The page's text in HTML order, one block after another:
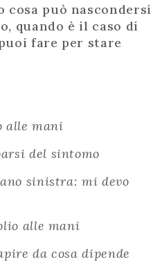
cosa può nascondersi
quando è il caso di
fare per stare
alle mani
del sintomo
sinistra: mi devo
alle mani
da cosa dipende